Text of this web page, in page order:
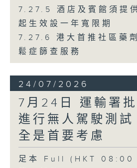
7.27.5 酒店及賓館須提
起生效設一年寬限期
7.27.6 港大首推社區藥
鬆症篩查服務
24/07/2026
7月24日 運輸署
進行無人駕駛測
全是首要考慮
足本 Full (HKT